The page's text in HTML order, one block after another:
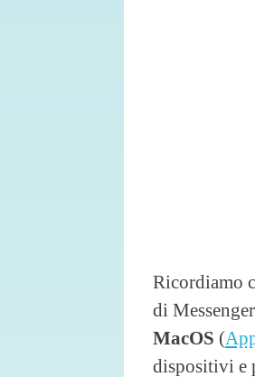
Ricordiamo
di
MacOS (
dispositivi e